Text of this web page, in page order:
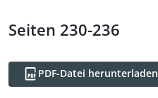
Seiten 230-236
PDF-Datei herunterladen